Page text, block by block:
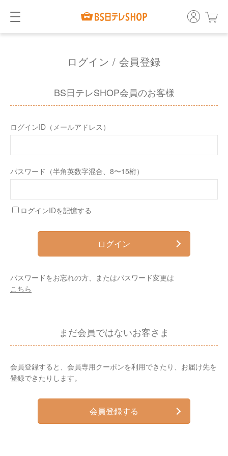
ログイン / 会員登録
BS日テレSHOP会員のお客様
ログインID（メールアドレス）
パスワード（半角英数字混合、8〜15桁）
ログインIDを記憶する
ログイン
パスワードをお忘れの方、またはパスワード変更は
こちら
まだ会員ではないお客さま
会員登録すると、会員専用クーポンを利用できたり、お届け先を
登録できたりします。
会員登録する